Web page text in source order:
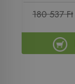
180 537 Ft